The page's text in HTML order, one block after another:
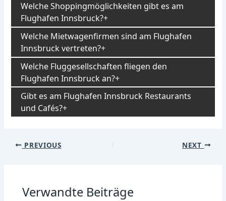
Welche Shoppingmöglichkeiten gibt es am
Flughafen Innsbruck?
Welche Mietwagenfirmen sind am Flughafen
Innsbruck vertreten?
Welche Fluggesellschaften fliegen den
Flughafen Innsbruck an?
Gibt es am Flughafen Innsbruck Restaurants
und Cafés?
Post
PREVIOUS NEXT
Verwandte Beiträge